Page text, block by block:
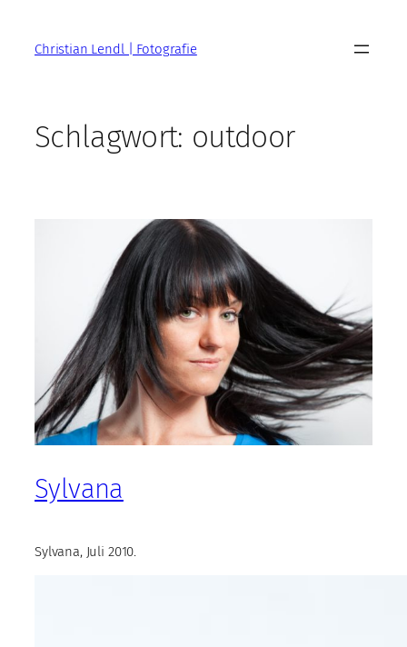
springenChristian Lendl | Fotografie
Schlagwort: outdoor
Sylvana
Sylvana, Juli 2010.